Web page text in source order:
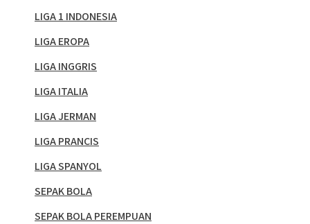
LIGA 1 INDONESIA
LIGA EROPA
LIGA INGGRIS
LIGA ITALIA
LIGA JERMAN
LIGA PRANCIS
LIGA SPANYOL
SEPAK BOLA
SEPAK BOLA PEREMPUAN